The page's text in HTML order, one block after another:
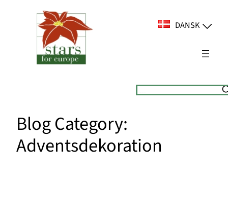
DANSK
Suchen
Blog Category:
Adventsdekoration